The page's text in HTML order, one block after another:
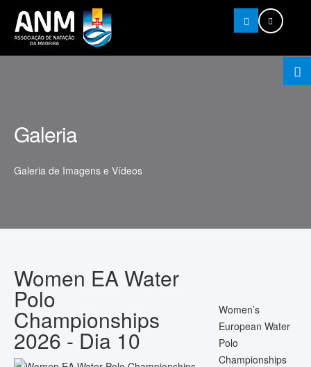
Pesquisar
Galeria
Galeria de Imagens e Vídeos
Women EA Water
Polo
Championships
2026 - Dia 10
Women’s
European Water
Polo
Championships